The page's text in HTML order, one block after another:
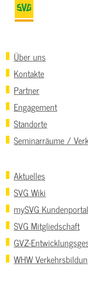
Über uns
Kontakte
Partner
Engagement
Standorte
Seminarräume /
Aktuelles
SVG Wiki
mySVG Kundenportal
SVG Mitgliedschaft
GVZ-
WHW